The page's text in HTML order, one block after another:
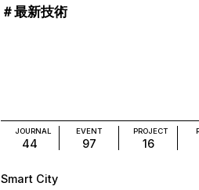
＃最新技術
JOURNAL
44
EVENT
97
PROJECT
16
Smart City